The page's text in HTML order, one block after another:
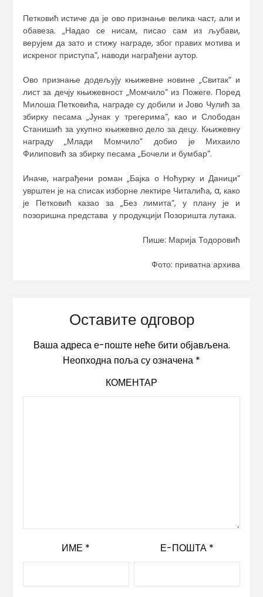
Петковић истиче да је ово признање велика част, али и
обавеза. „Надао се нисам, писао сам из љубави,
верујем да зато и стижу награде, због правих мотива и
искреног приступа”, наводи награђени аутор.
Ово признање додељују књижевне новине „Свитак” и
лист за дечју књижевност „Момчило” из Пожеге. Поред
Милоша Петковића, награде су добили и Јово Чулић за
збирку песама „Јунак у трегерима”, као и Слободан
Станишић за укупно књижевно дело за децу. Књижевну
награду „Млади Момчило” добио је Михаило
Филиповић за збирку песама „Бочели и бумбар”.
Иначе, награђени роман „Бајка о Ноћурку и Даници”
уврштен је на списак изборне лектире Читалића, a, како
је Петковић казао за „Без лимита”, у плану је и
позоришна представа у продукцији Позоришта лутака.
Пише: Марија Тодоровић
Фото: приватна архива
Оставите одговор
Ваша адреса е-поште неће бити објављена.
Неопходна поља су означена *
КОМЕНТАР
ИМЕ * Е-ПОШТА *